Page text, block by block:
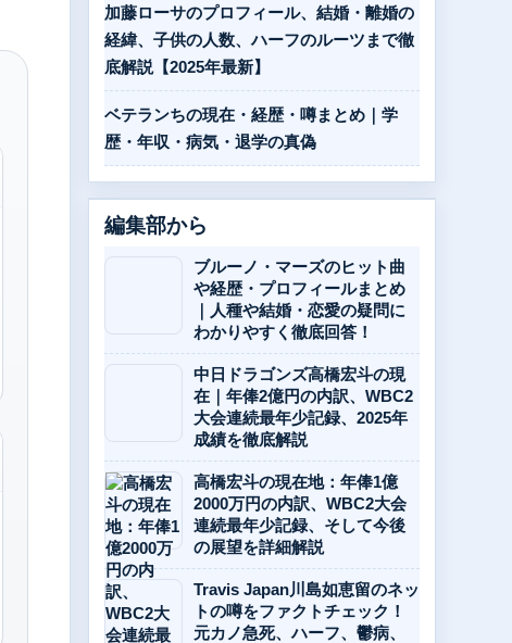
加藤ローサのプロフィール、結婚・離婚の
経緯、子供の人数、ハーフのルーツまで徹
底解説【2025年最新】
ベテランちの現在・経歴・噂まとめ｜学
歴・年収・病気・退学の真偽
編集部から
ブルーノ・マーズのヒット曲
や経歴・プロフィールまとめ
｜人種や結婚・恋愛の疑問に
わかりやすく徹底回答！
中日ドラゴンズ高橋宏斗の現
在｜年俸2億円の内訳、WBC2
大会連続最年少記録、2025年
成績を徹底解説
高橋宏斗の現在地：年俸1億
2000万円の内訳、WBC2大会
連続最年少記録、そして今後
の展望を詳細解説
Travis Japan川島如恵留のネッ
トの噂をファクトチェック！
元カノ急死、ハーフ、鬱病、